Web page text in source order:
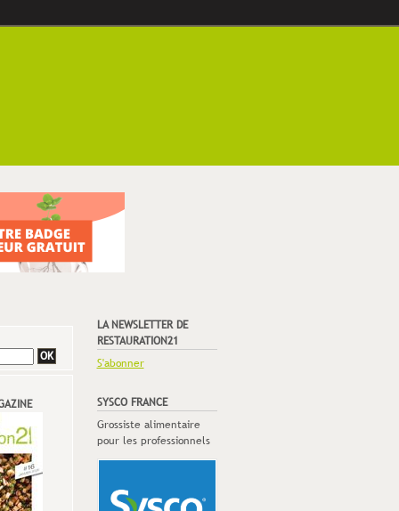
LA NEWSLETTER DE
RESTAURATION21
S'abonner
SYSCO FRANCE
Grossiste alimentaire
pour les professionnels